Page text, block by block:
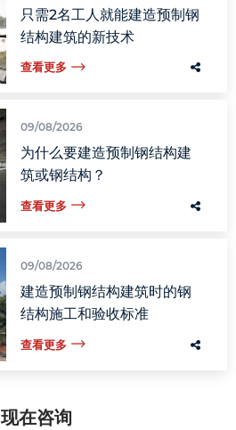
只需2名工人就能建造预制钢
结构建筑的新技术
查看更多
09/08/2026
为什么要建造预制钢结构建
筑或钢结构？
查看更多
09/08/2026
建造预制钢结构建筑时的钢
结构施工和验收标准
查看更多
现在咨询